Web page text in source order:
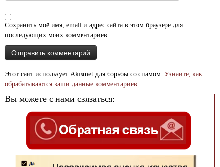
Сохранить моё имя, email и адрес сайта в этом браузере для
последующих моих комментариев.
Этот сайт использует Akismet для борьбы со спамом. Узнайте, как
обрабатываются ваши данные комментариев.
Вы можете с нами связаться: